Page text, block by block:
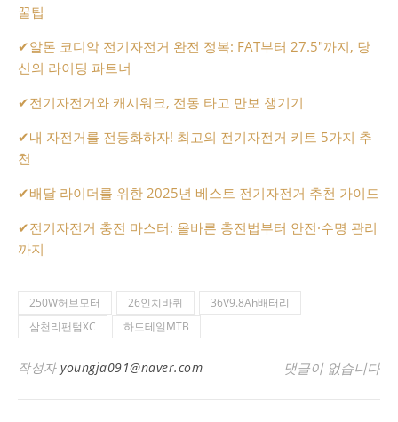
꿀팁
✔알톤 코디악 전기자전거 완전 정복: FAT부터 27.5″까지, 당
신의 라이딩 파트너
✔전기자전거와 캐시워크, 전동 타고 만보 챙기기
✔내 자전거를 전동화하자! 최고의 전기자전거 키트 5가지 추
천
✔배달 라이더를 위한 2025년 베스트 전기자전거 추천 가이드
✔전기자전거 충전 마스터: 올바른 충전법부터 안전·수명 관리
까지
250W허브모터 26인치바퀴
36V9.8Ah배터리
삼천리팬텀XC
하드테일MTB
작성자 youngja091@naver.com 댓글이 없습니다